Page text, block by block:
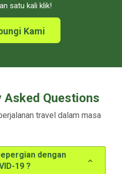
satu kali klik!
Kami
Asked Questions
travel dalam masa
dengan
19 ?